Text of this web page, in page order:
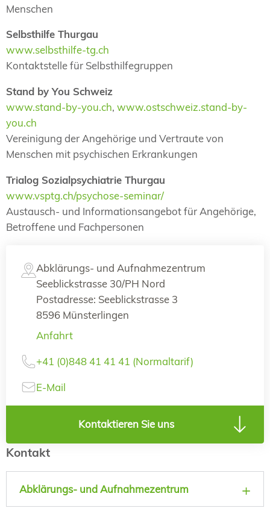
Menschen
Selbsthilfe Thurgau
www.selbsthilfe-tg.ch
Kontaktstelle für Selbsthilfegruppen
Stand by You Schweiz
www.stand-by-you.ch, www.ostschweiz.stand-by-
you.ch
Vereinigung der Angehörige und Vertraute von
Menschen mit psychischen Erkrankungen
Trialog Sozialpsychiatrie Thurgau
www.vsptg.ch/psychose-seminar/
Austausch- und Informationsangebot für Angehörige,
Betroffene und Fachpersonen
Abklärungs- und Aufnahmezentrum
Seeblickstrasse 30/PH Nord
Postadresse: Seeblickstrasse 3
8596 Münsterlingen
Anfahrt
+41 (0)848 41 41 41 (Normaltarif)
E-Mail
Kontaktieren Sie uns
Kontakt
Abklärungs- und Aufnahmezentrum